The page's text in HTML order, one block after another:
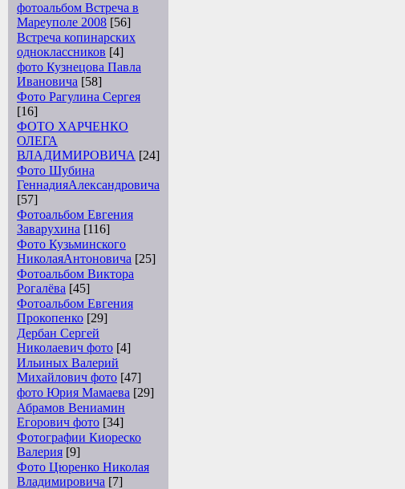
фотоальбом Встреча в
Мареуполе 2008 [56]
Встреча копинарских
одноклассников [4]
фото Кузнецова Павла
Ивановича [58]
Фото Рагулина Сергея
[16]
ФОТО ХАРЧЕНКО
ОЛЕГА
ВЛАДИМИРОВИЧА [24]
Фото Шубина
ГеннадияАлександровича
[57]
Фотоальбом Евгения
Заварухина [116]
Фото Кузьминского
НиколаяАнтоновича [25]
Фотоальбом Виктора
Рогалёва [45]
Фотоальбом Евгения
Прокопенко [29]
Дербан Сергей
Николаевич фото [4]
Ильиных Валерий
Михайлович фото [47]
фото Юрия Мамаева [29]
Абрамов Вениамин
Егорович фото [34]
Фотографии Киореско
Валерия [9]
Фото Цюренко Николая
Владимировича [7]